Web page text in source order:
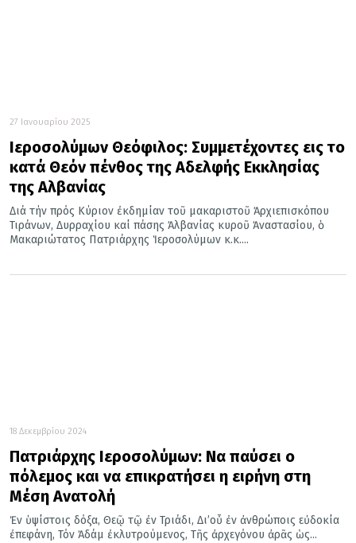
27 Ιανουαρίου 2025
Ιεροσολύμων Θεόφιλος: Συμμετέχοντες εις το
κατά Θεόν πένθος της Αδελφής Εκκλησίας
της Αλβανίας
Διά τήν πρός Κύριον ἐκδημίαν τοῦ μακαριστοῦ Ἀρχιεπισκόπου
Τιράνων, Δυρραχίου καί πάσης Ἀλβανίας κυροῦ Ἀναστασίου, ὁ
Μακαριώτατος Πατριάρχης Ἱεροσολύμων κ.κ....
18 Δεκεμβρίου 2024
Πατριάρχης Ιεροσολύμων: Να παύσει ο
πόλεμος και να επικρατήσει η ειρήνη στη
Μέση Ανατολή
Ἐν ὑψίστοις δόξα, Θεῷ τῷ ἐν Τριάδι, Δι’οὗ ἐν ἀνθρώποις εὐδοκία
ἐπεφάνη, Τόν Ἀδάμ ἐκλυτρούμενος, Τῆς ἀρχεγόνου ἀρᾶς ὡς...